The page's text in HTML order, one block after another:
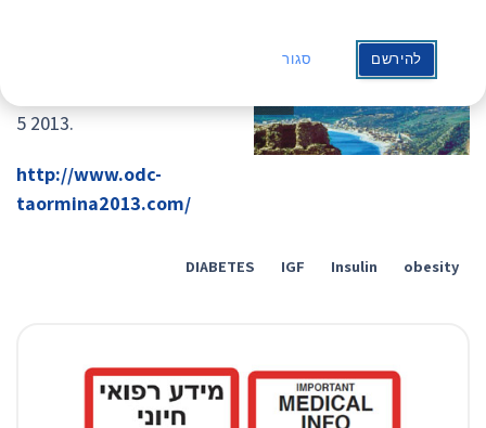
5 2013.
http://www.odc-
taormina2013.com/
DIABETES IGF Insulin obesity
להירשם סגור